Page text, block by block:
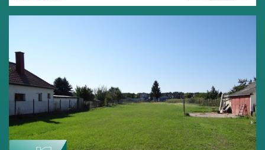
v dobrej lokalite v celku alebo s
rôznymi výmerami podľa
dopytu od 500 do 2000 m2